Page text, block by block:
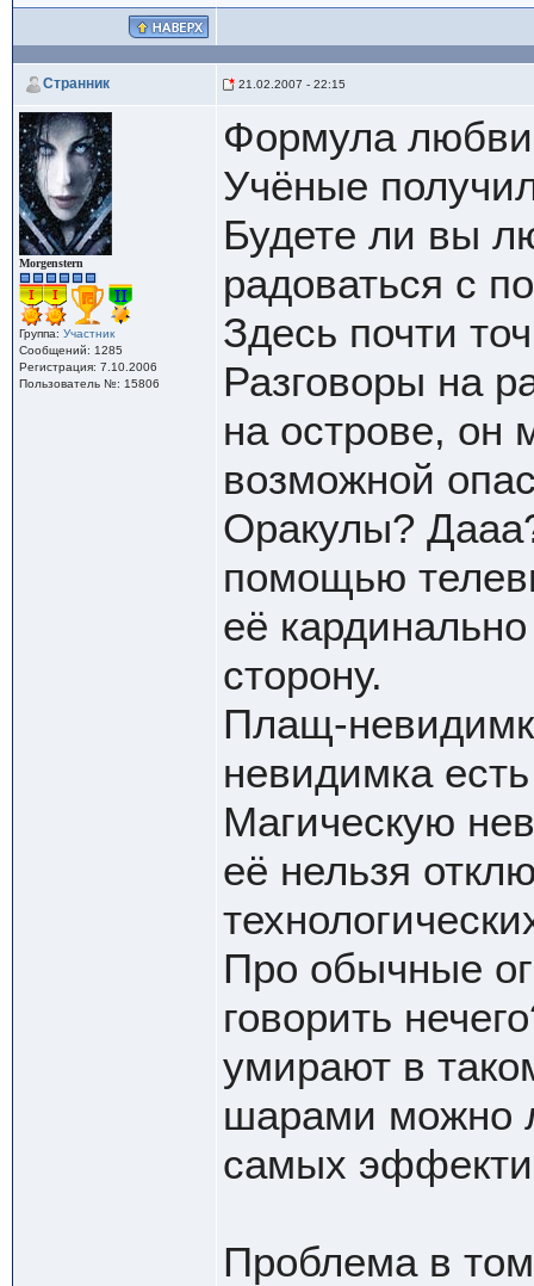
Cтранник 21.02.2007 - 22:15
Morgenstern
Группа: Участник
Сообщений: 1285
Регистрация: 7.10.2006
Пользователь №: 15806
Формула
Учёные
Будете ли вы
радоваться с
Здесь почти
Разговоры на
на острове, он
возможной
Оракулы?
помощью
её
сторону.
Плащ-
невидимка
Магическую
её нельзя
Про обычные
говорить
умирают в
шарами можно
самых
Проблема в